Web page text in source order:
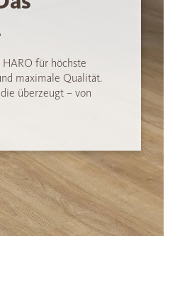
HARO für höchste
maximale Qualität.
überzeugt – von